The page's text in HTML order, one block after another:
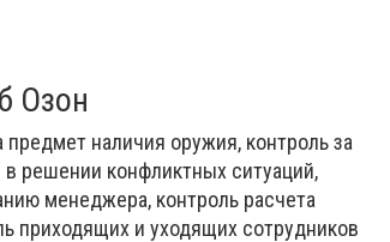
Озон
наличия оружия, контроль за
решении конфликтных ситуаций,
менеджера, контроль расчета
приходящих и уходящих сотрудников